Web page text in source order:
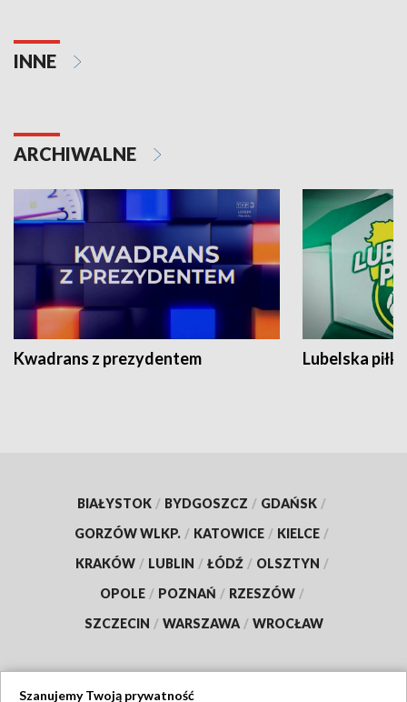
INNE
ARCHIWALNE
Kwadrans z prezydentem Lubelska piłka
BIAŁYSTOK / BYDGOSZCZ / GDAŃSK /
GORZÓW WLKP. / KATOWICE / KIELCE /
KRAKÓW / LUBLIN / ŁÓDŹ / OLSZTYN /
OPOLE / POZNAŃ / RZESZÓW /
SZCZECIN / WARSZAWA / WROCŁAW
Szanujemy Twoją prywatność